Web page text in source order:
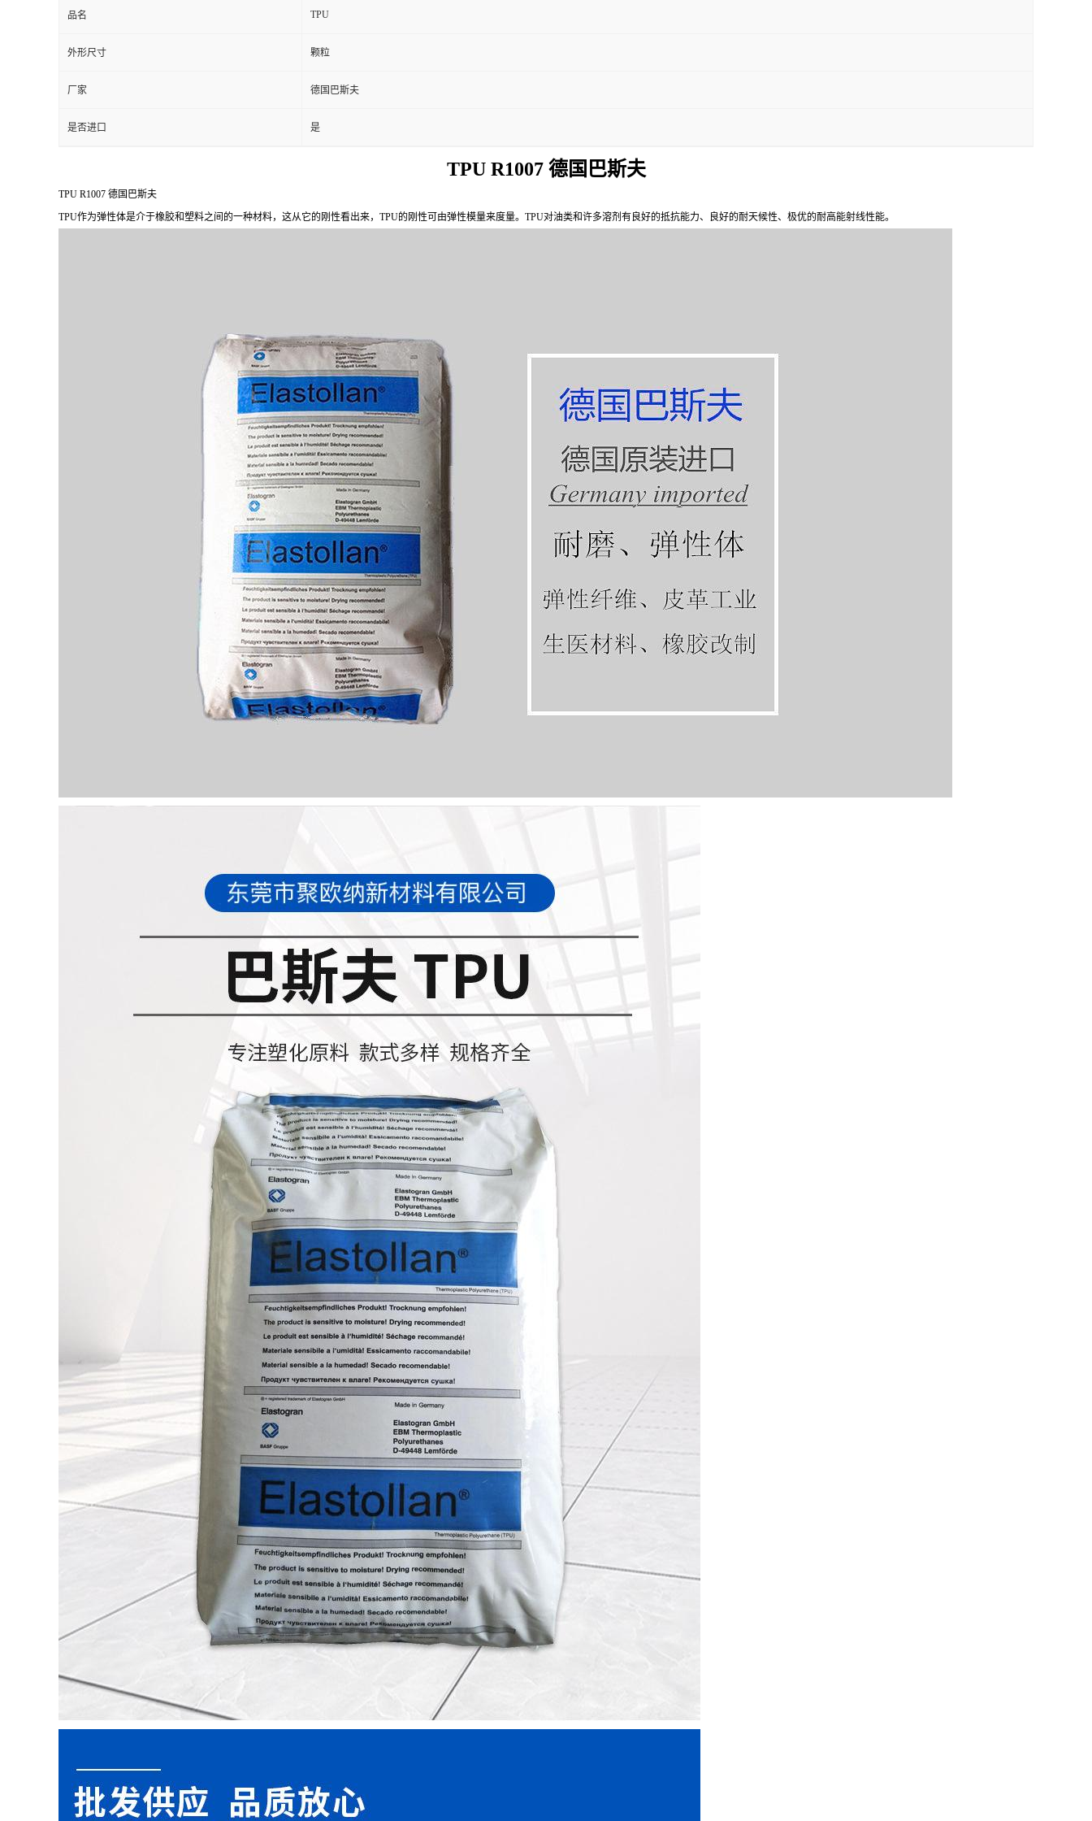
品名 TPU
外形尺寸 颗粒
厂家 德国巴斯夫
是否进口 是
TPU R1007 德国巴斯夫
TPU R1007 德国巴斯夫
TPU作为弹性体是介于橡胶和塑料之间的一种材料，这从它的刚性看出来，TPU的刚性可由弹性模量来度量。TPU对油类和许多溶剂有良好的抵抗能力、良好的耐天候性、极优的耐高能射线性能。